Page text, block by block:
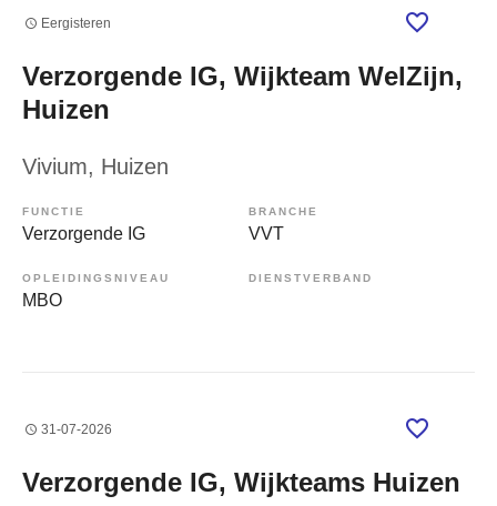
Eergisteren
Verzorgende IG, Wijkteam WelZijn,
Huizen
Vivium, Huizen
FUNCTIE
Verzorgende IG
BRANCHE
VVT
OPLEIDINGSNIVEAU
MBO
DIENSTVERBAND
31-07-2026
Verzorgende IG, Wijkteams Huizen